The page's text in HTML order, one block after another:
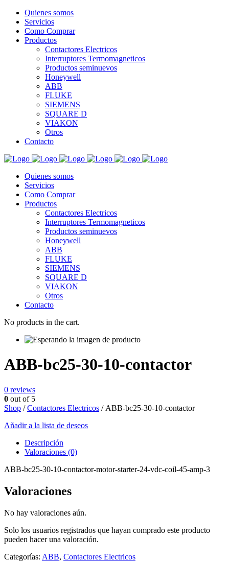
Quienes somos
Servicios
Como Comprar
Productos
Contactores Electricos
Interruptores Termomagneticos
Productos seminuevos
Honeywell
ABB
FLUKE
SIEMENS
SQUARE D
VIAKON
Otros
Contacto
Quienes somos
Servicios
Como Comprar
Productos
Contactores Electricos
Interruptores Termomagneticos
Productos seminuevos
Honeywell
ABB
FLUKE
SIEMENS
SQUARE D
VIAKON
Otros
Contacto
No products in the cart.
ABB-bc25-30-10-contactor
0 reviews
0 out of 5
Shop /Contactores Electricos / ABB-bc25-30-10-contactor
Añadir a la lista de deseos
Descripción
Valoraciones (0)
ABB-bc25-30-10-contactor-motor-starter-24-vdc-coil-45-amp-3
Valoraciones
No hay valoraciones aún.
Solo los usuarios registrados que hayan comprado este producto
pueden hacer una valoración.
Categorías: ABB, Contactores Electricos